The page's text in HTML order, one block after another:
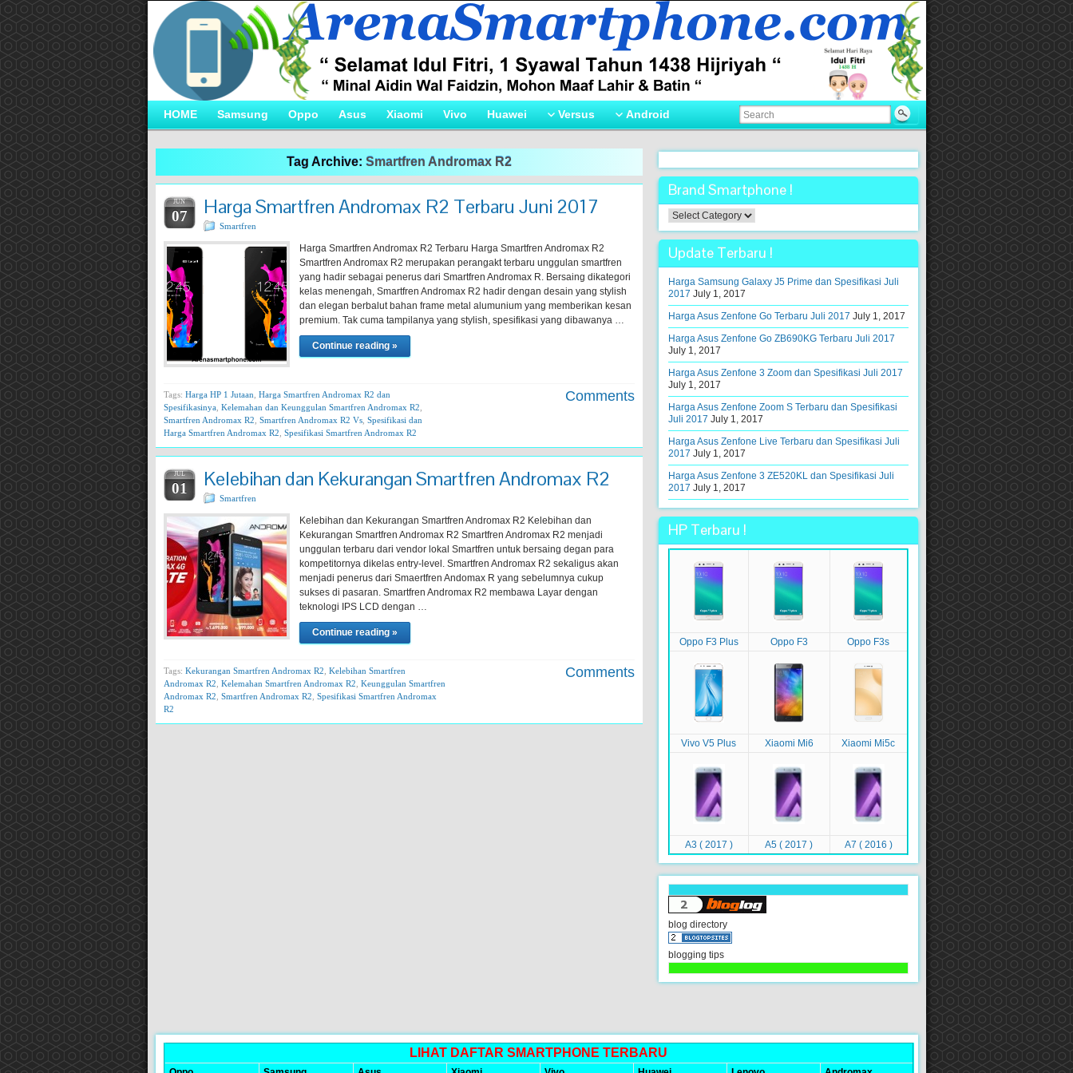
HOME Samsung Oppo Asus Xiaomi Vivo Huawei Versus Android
Tag Archive: Smartfren Andromax R2
JUN
07 Harga Smartfren Andromax R2 Terbaru Juni 2017
Smartfren
Harga Smartfren Andromax R2 Terbaru Harga Smartfren Andromax R2
Smartfren Andromax R2 merupakan perangakt terbaru unggulan smartfren
yang hadir sebagai penerus dari Smartfren Andromax R. Bersaing dikategori
kelas menengah, Smartfren Andromax R2 hadir dengan desain yang stylish
dan elegan berbalut bahan frame metal alumunium yang memberikan kesan
premium. Tak cuma tampilanya yang stylish, spesifikasi yang dibawanya …
Continue reading »
Tags: Harga HP 1 Jutaan Harga Smartfren Andromax R2 dan
Spesifikasinya, Kelemahan dan Keunggulan Smartfren Andromax R2
Smartfren Andromax R2 Smartfren Andromax R2 Vs, Spesifikasi dan
Harga Smartfren Andromax R2 Spesifikasi Smartfren Andromax R2
Comments
JUL
01 Kelebihan dan Kekurangan Smartfren Andromax R2
Smartfren
Kelebihan dan Kekurangan Smartfren Andromax R2 Kelebihan dan
Kekurangan Smartfren Andromax R2 Smartfren Andromax R2 menjadi
unggulan terbaru dari vendor lokal Smartfren untuk bersaing degan para
kompetitornya dikelas entry-level. Smartfren Andromax R2 sekaligus akan
menjadi penerus dari Smaertfren Andomax R yang sebelumnya cukup
sukses di pasaran. Smartfren Andromax R2 membawa Layar dengan
teknologi IPS LCD dengan …
Continue reading »
Tags: Kekurangan Smartfren Andromax R2 Kelebihan Smartfren
Andromax R2 Kelemahan Smartfren Andromax R2 Keunggulan Smartfren
Andromax R2 Smartfren Andromax R2 Spesifikasi Smartfren Andromax
R2
Comments
Brand Smartphone !
Brand
Smartphone
!Update Terbaru !
Harga Samsung Galaxy J5 Prime dan Spesifikasi Juli
2017 July 1, 2017
Harga Asus Zenfone Go Terbaru Juli 2017 July 1, 2017
Harga Asus Zenfone Go ZB690KG Terbaru Juli 2017
July 1, 2017
Harga Asus Zenfone 3 Zoom dan Spesifikasi Juli 2017
July 1, 2017
Harga Asus Zenfone Zoom S Terbaru dan Spesifikasi
Juli 2017 July 1, 2017
Harga Asus Zenfone Live Terbaru dan Spesifikasi Juli
2017 July 1, 2017
Harga Asus Zenfone 3 ZE520KL dan Spesifikasi Juli
2017 July 1, 2017
HP Terbaru !
Oppo F3 Plus Oppo F3 Oppo F3s
Vivo V5 Plus Xiaomi Mi6 Xiaomi Mi5c
A3 ( 2017 ) A5 ( 2017 ) A7 ( 2016 )
blog directory
blogging tips
LIHAT DAFTAR SMARTPHONE TERBARU